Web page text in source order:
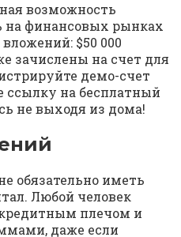
возможность
на финансовых рынках
$50 000
зачислены на счет для
демо-счет
ссылку на бесплатный
не выходя из дома!
обязательно иметь
Любой человек
плечом и
даже если